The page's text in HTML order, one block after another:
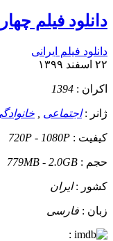
دانلود فیلم
دانلود فیلم ایرانی
۲۲ اسفند ۱۳۹۹
اکران : 1394
ژانر :اجتماعی
کيفيت : 720P - 1080P
حجم : 779MB - 2.0GB
کشور :ایران
زبان : فارسی
: